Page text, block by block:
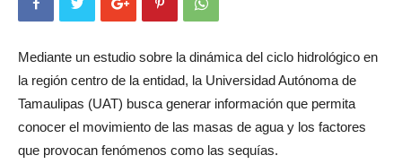
Mediante un estudio sobre la dinámica del ciclo hidrológico en
la región centro de la entidad, la Universidad Autónoma de
Tamaulipas (UAT) busca generar información que permita
conocer el movimiento de las masas de agua y los factores
que provocan fenómenos como las sequías.